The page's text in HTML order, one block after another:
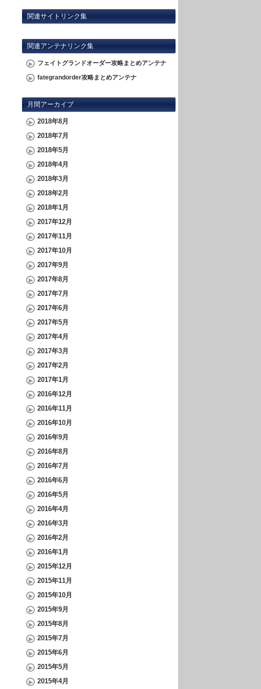
関連サイトリンク集
関連アンテナリンク集
フェイトグランドオーダー攻略まとめアンテナ
fategrandorder攻略まとめアンテナ
月間アーカイブ
2018年8月
2018年7月
2018年5月
2018年4月
2018年3月
2018年2月
2018年1月
2017年12月
2017年11月
2017年10月
2017年9月
2017年8月
2017年7月
2017年6月
2017年5月
2017年4月
2017年3月
2017年2月
2017年1月
2016年12月
2016年11月
2016年10月
2016年9月
2016年8月
2016年7月
2016年6月
2016年5月
2016年4月
2016年3月
2016年2月
2016年1月
2015年12月
2015年11月
2015年10月
2015年9月
2015年8月
2015年7月
2015年6月
2015年5月
2015年4月